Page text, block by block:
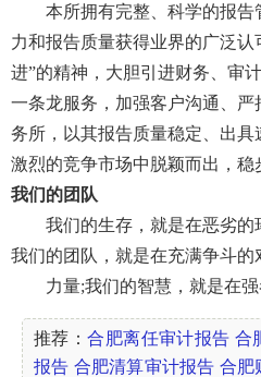
本所拥有完整、科学的报告
力和报告质量获得业界的广泛
进”的精神，大胆引进财务、审
一条龙服务，加强客户沟通、
务所，以其报告质量稳定、出
激烈的竞争市场中脱颖而出，稳
我们的团队
我们的生存，就是在恶劣的
我们的团队，就是在充满争斗的
力量;我们的智慧，就是在强
推荐：合肥离任审计报告 合
报告 合肥清算审计报告 合肥